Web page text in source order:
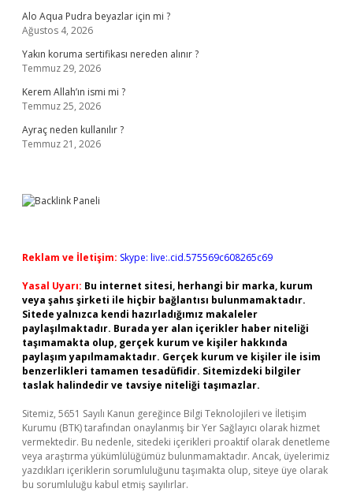
Alo Aqua Pudra beyazlar için mi ?
Ağustos 4, 2026
Yakın koruma sertifikası nereden alınır ?
Temmuz 29, 2026
Kerem Allah’ın ismi mi ?
Temmuz 25, 2026
Ayraç neden kullanılır ?
Temmuz 21, 2026
Reklam ve İletişim: Skype: live:.cid.575569c608265c69
Yasal Uyarı: Bu internet sitesi, herhangi bir marka, kurum
veya şahıs şirketi ile hiçbir bağlantısı bulunmamaktadır.
Sitede yalnızca kendi hazırladığımız makaleler
paylaşılmaktadır. Burada yer alan içerikler haber niteliği
taşımamakta olup, gerçek kurum ve kişiler hakkında
paylaşım yapılmamaktadır. Gerçek kurum ve kişiler ile isim
benzerlikleri tamamen tesadüfidir. Sitemizdeki bilgiler
taslak halindedir ve tavsiye niteliği taşımazlar.
Sitemiz, 5651 Sayılı Kanun gereğince Bilgi Teknolojileri ve İletişim
Kurumu (BTK) tarafından onaylanmış bir Yer Sağlayıcı olarak hizmet
vermektedir. Bu nedenle, sitedeki içerikleri proaktif olarak denetleme
veya araştırma yükümlülüğümüz bulunmamaktadır. Ancak, üyelerimiz
yazdıkları içeriklerin sorumluluğunu taşımakta olup, siteye üye olarak
bu sorumluluğu kabul etmiş sayılırlar.